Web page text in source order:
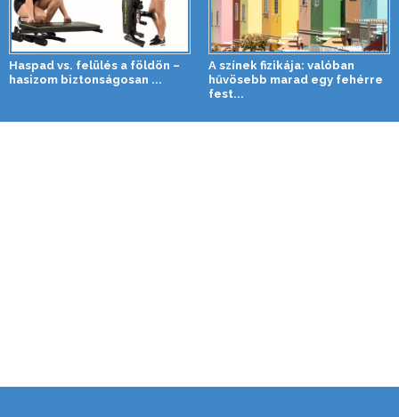
Haspad vs. felülés a földön –
hasizom biztonságosan ...
A színek fizikája: valóban
hűvösebb marad egy fehérre
fest...